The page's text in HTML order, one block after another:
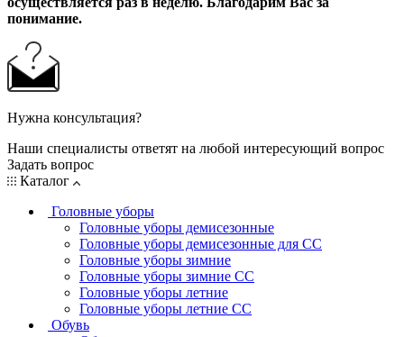
понимание.
Нужна консультация?
Наши специалисты ответят на любой интересующий вопрос
Задать вопрос
Каталог
Головные уборы
Головные уборы демисезонные
Головные уборы демисезонные для СС
Головные уборы зимние
Головные уборы зимние СС
Головные уборы летние
Головные уборы летние СС
Обувь